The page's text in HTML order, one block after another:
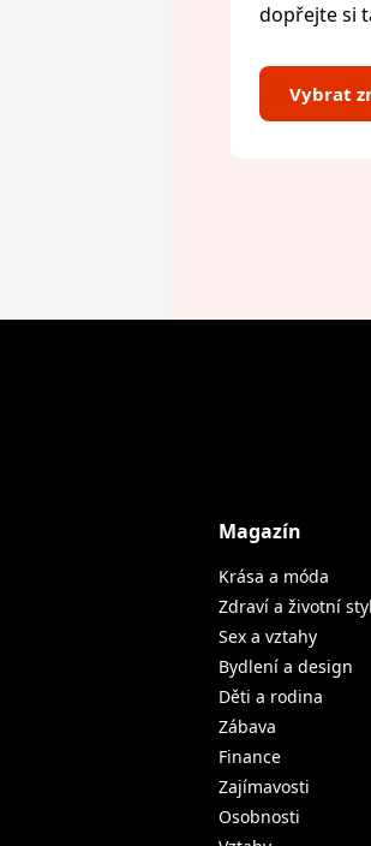
dopřejte si
Vybrat
Magazín
Krása a móda
Zdraví a životní styl
Sex a vztahy
Bydlení a design
Děti a rodina
Zábava
Finance
Zajímavosti
Osobnosti